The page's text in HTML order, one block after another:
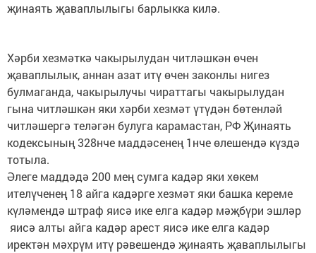
җинаять җаваплылыгы барлыкка килә.
Хәрби хезмәткә чакырылудан читләшкән өчен
җаваплылык, аннан азат итү өчен законлы нигез
булмаганда, чакырылучы чираттагы чакырылудан
гына читләшкән яки хәрби хезмәт үтүдән бөтенләй
читләшергә теләгән булуга карамастан, РФ Җинаять
кодексының 328нче маддәсенең 1нче өлешендә күздә
тотыла.
Әлеге маддәдә 200 мең сумга кадәр яки хөкем
ителүченең 18 айга кадәрге хезмәт яки башка кереме
күләмендә штраф яисә ике елга кадәр мәҗбүри эшләр
яисә алты айга кадәр арест яисә ике елга кадәр
иректән мәхрүм итү рәвешендә җинаять җаваплылыгы